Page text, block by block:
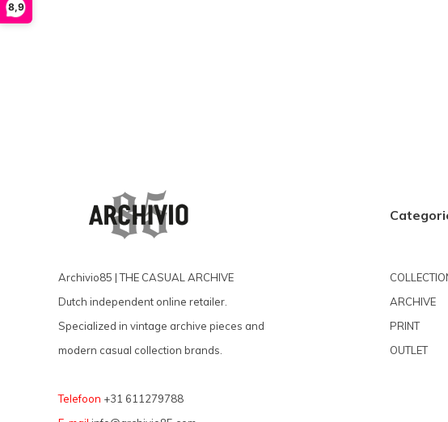
8,9
Archivio85 | THE CASUAL ARCHIVE
Dutch independent online retailer.
Specialized in vintage archive pieces and
modern casual collection brands.
Telefoon +31 611279788
ARCHIVE
PRINT
OUTLET